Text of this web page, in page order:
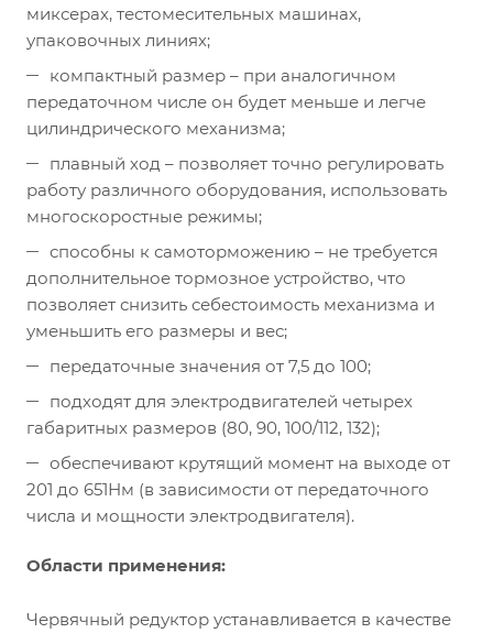
миксерах, тестомесительных машинах,
упаковочных линиях;
компактный размер – при аналогичном
передаточном числе он будет меньше и легче
цилиндрического механизма;
плавный ход – позволяет точно регулировать
работу различного оборудования, использовать
многоскоростные режимы;
способны к самоторможению – не требуется
дополнительное тормозное устройство, что
позволяет снизить себестоимость механизма и
уменьшить его размеры и вес;
передаточные значения от 7,5 до 100;
подходят для электродвигателей четырех
габаритных размеров (80, 90, 100/112, 132);
обеспечивают крутящий момент на выходе от
201 до 651Нм (в зависимости от передаточного
числа и мощности электродвигателя).
Области применения:
Червячный редуктор устанавливается в качестве